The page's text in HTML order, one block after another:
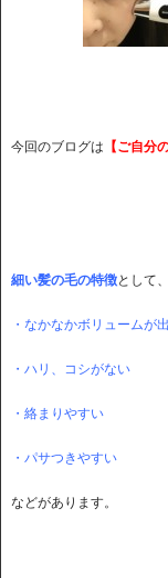
今回のブログは 【ご自分
細い髪の毛の特徴として、
・なかなかボリュームが
・ハリ、コシがない
・絡まりやすい
・パサつきやすい
などがあります。